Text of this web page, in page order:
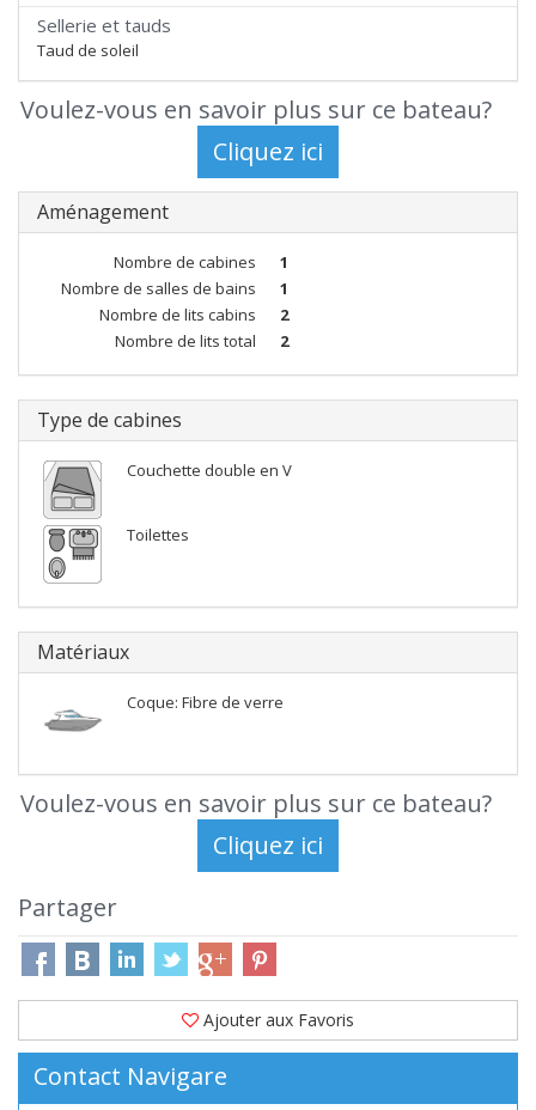
Sellerie et tauds
Taud de soleil
Voulez-vous en savoir plus sur ce bateau?
Aménagement
Nombre de cabines
1
Nombre de salles de bains
1
Nombre de lits cabins
2
Nombre de lits total
2
Type de cabines
Couchette double en V
Toilettes
Matériaux
Coque: Fibre de verre
Voulez-vous en savoir plus sur ce bateau?
Partager
Ajouter aux Favoris
Contact Navigare